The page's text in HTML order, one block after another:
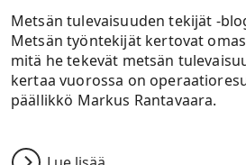
Metsän tulevaisuuden tekijät -
Metsän työntekijät kertovat
mitä he tekevät metsän
kertaa vuorossa on
päällikkö Markus Rantavaara.